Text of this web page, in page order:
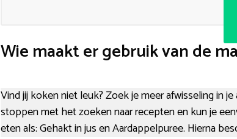
Wie maakt er gebruik van de
Vind jij koken niet leuk? Zoek je meer afwisseling in
stoppen met het zoeken naar recepten en kun je
eten als: Gehakt in jus en Aardappelpuree. Hierna